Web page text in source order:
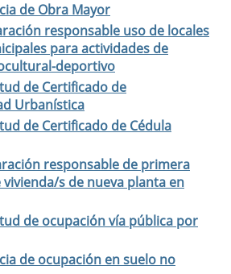
de Obra Mayor
responsable uso de locales
para actividades de
deportivo
de Certificado de
Urbanística
de Certificado de Cédula
responsable de primera
s de nueva planta en
de ocupación vía pública por
de ocupación en suelo no